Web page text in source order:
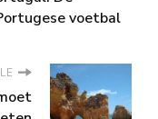
voetbal